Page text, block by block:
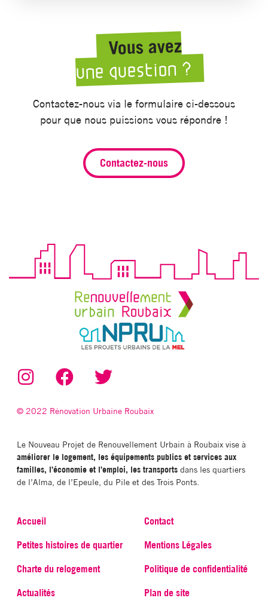
Vous avez
une question ?
Contactez-nous via le formulaire ci-dessous
pour que nous puissions vous répondre !
Contactez-nous
© 2022 Rénovation Urbaine Roubaix
Accueil
Petites histoires de quartier
Charte du relogement
Actualités
Contact
Mentions Légales
Politique de confidentialité
Plan de site
Le Nouveau Projet de Renouvellement Urbain à Roubaix vise à
améliorer le logement, les équipements publics et services aux
familles, l’économie et l’emploi, les transports dans les quartiers
de l’Alma, de l’Epeule, du Pile et des Trois Ponts.